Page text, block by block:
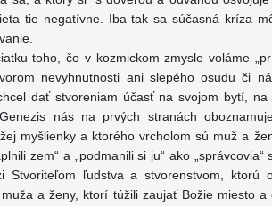
tie negatívne. Iba tak sa súčasná kríza
toho, čo v kozmickom zmysle voláme
nevyhnutnosti ani slepého osudu či
dať stvoreniam účasť na svojom bytí,
nás na prvých stranách
myšlienky a ktorého vrcholom sú muž a
zem“ a „podmanili si ju“ ako „správcovia“
ľudstva a stvorenstvom, ktorú
a ženy, ktorí túžili zaujať Božie miesto